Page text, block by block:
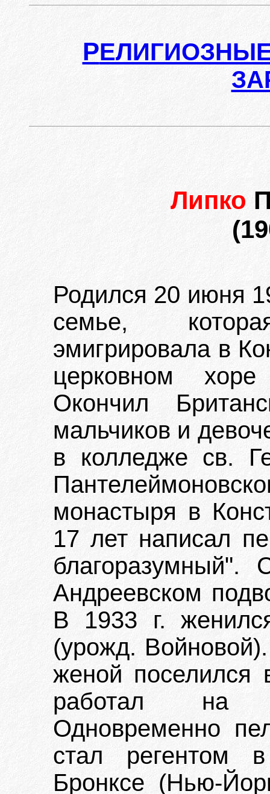
Р
Липко
Родился 20 июня
семье,
эмигрировала в
церковном
Окончил
мальчиков и
в колледже св.
монастыря в
17 лет написал
Андреевском
В 1933 г.
(урожд.
женой
работал на
Одновременно
стал регентом
Бронксе (Нью-